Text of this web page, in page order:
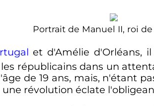
Portrait de Manuel II, roi
et d'Amélie d'Orléans,
républicains dans un
de 19 ans, mais, n'étant
une révolution éclate